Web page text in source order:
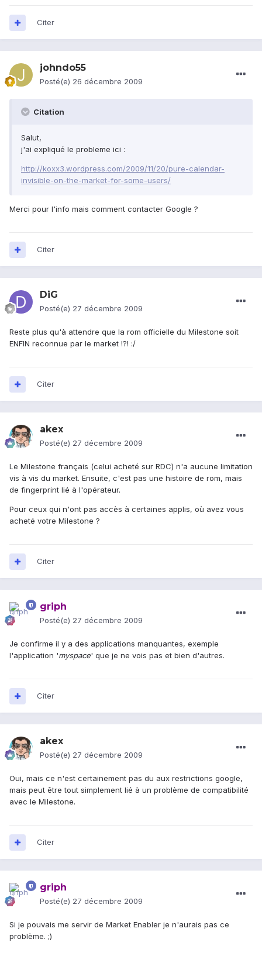
Citer
johndo55
Posté(e) 26 décembre 2009
Citation
Salut,
j'ai expliqué le probleme ici :
http://koxx3.wordpress.com/2009/11/20/pure-calendar-
invisible-on-the-market-for-some-users/
Merci pour l'info mais comment contacter Google ?
Citer
DiG
Posté(e) 27 décembre 2009
Reste plus qu'à attendre que la rom officielle du Milestone soit
ENFIN reconnue par le market !?! :/
Citer
akex
Posté(e) 27 décembre 2009
Le Milestone français (celui acheté sur RDC) n'a aucune limitation
vis à vis du market. Ensuite, c'est pas une histoire de rom, mais
de fingerprint lié à l'opérateur.
Pour ceux qui n'ont pas accès à certaines applis, où avez vous
acheté votre Milestone ?
Citer
griph
Posté(e) 27 décembre 2009
Je confirme il y a des applications manquantes, exemple
l'application 'myspace' que je ne vois pas et bien d'autres.
Citer
akex
Posté(e) 27 décembre 2009
Oui, mais ce n'est certainement pas du aux restrictions google,
mais peut être tout simplement lié à un problème de compatibilité
avec le Milestone.
Citer
griph
Posté(e) 27 décembre 2009
Si je pouvais me servir de Market Enabler je n'aurais pas ce
problème. ;)